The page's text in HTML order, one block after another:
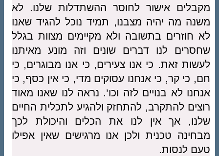
מקבלים אישור לחוסר ההשתדלות שלנו. לא
משנה מה יהיה מצבנו, תמיד נוכל להגיד שאנו
לא חוזרים בתשובה ולא מקיימים מצוות בגלל
שחסרים לנו דברים שונים וזה מונע מאיתנו
לעשות זאת. כי אנו צעירים, כי אנו מבוגרים, כי
חם, כי קר, כי אנחנו עסוקים מדי, כי אין כסף, כי
אנחנו לא בנויים לזה וכו’. נראה לנו שאנו מאוד
רוצים להתקרב, להתחזק ולהגיע לתכלית החיים
שלנו, אך אין לנו את הכלים והיכולת לכך
מבחינה טכנית ולכן אנו מרגישים שאין אפילו
טעם לנסות.